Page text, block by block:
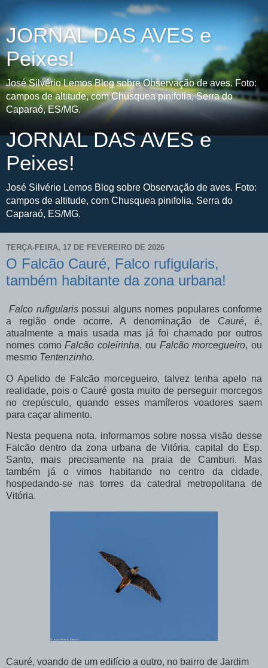
JORNAL DAS AVES e
Peixes!
José Silvério Lemos Blog sobre Observação de aves. Foto:
campos de altitude, com Chusquea pinifolia, Serra do
Caparaó, ES/MG.
JORNAL DAS AVES e
Peixes!
José Silvério Lemos Blog sobre Observação de aves. Foto:
campos de altitude, com Chusquea pinifolia, Serra do
Caparaó, ES/MG.
TERÇA-FEIRA, 17 DE FEVEREIRO DE 2026
O Falcão Cauré, Falco rufigularis,
também habitante da zona urbana!
Falco rufigularispossui alguns nomes populares conforme
a região onde ocorre. A denominação de Cauré, é,
atualmente a mais usada mas já foi chamado por outros
nomes comoFalcão coleirinha, ou Falcão morcegueiro, ou
mesmo Tentenzinho.
O Apelido de Falcão morcegueiro, talvez tenha apelo na
realidade, pois o Cauré gosta muito de perseguir morcegos
no crepúsculo, quando esses mamíferos voadores saem
para caçar alimento.
Nesta pequena nota. informamos sobre nossa visão desse
Falcão dentro da zona urbana de Vitória, capital do Esp.
Santo, mais precisamente na praia de Camburi. Mas
também já o vimos habitando no centro da cidade,
hospedando-se nas torres da catedral metropolitana de
Vitória.
Cauré, voando de um edifício a outro, no bairro de Jardim